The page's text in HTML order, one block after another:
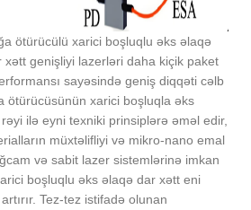
ötürücülü xarici boşluqlu əks əlaqə
xətt genişliyi lazerləri daha kiçik paket
sayəsində geniş diqqəti cəlb
ötürücüsünün xarici boşluqla əks
ilə eyni texniki prinsiplərə əməl edir,
müxtəlifliyi və mikro-nano emal
və sabit lazer sistemlərinə imkan
boşluqlu əks əlaqə dar xətt eni
Tez-tez istifadə olunan